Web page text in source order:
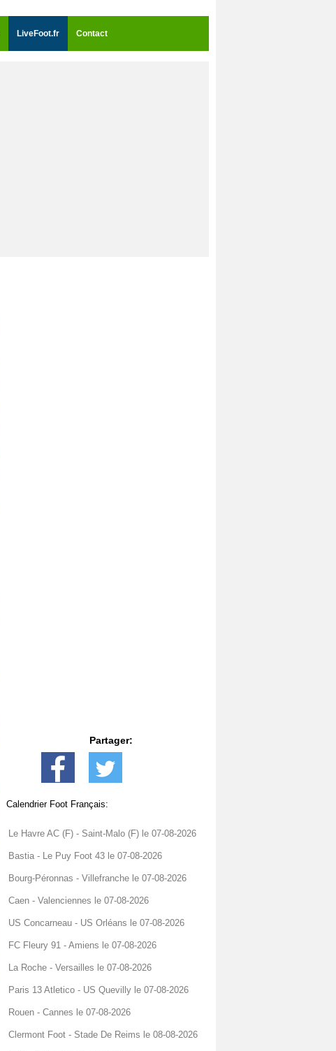
LiveFoot.fr Contact
Partager:
Calendrier Foot Français:
Le Havre AC (F) - Saint-Malo (F) le 07-08-2026
Bastia - Le Puy Foot 43 le 07-08-2026
Bourg-Péronnas - Villefranche le 07-08-2026
Caen - Valenciennes le 07-08-2026
US Concarneau - US Orléans le 07-08-2026
FC Fleury 91 - Amiens le 07-08-2026
La Roche - Versailles le 07-08-2026
Paris 13 Atletico - US Quevilly le 07-08-2026
Rouen - Cannes le 07-08-2026
Clermont Foot - Stade De Reims le 08-08-2026